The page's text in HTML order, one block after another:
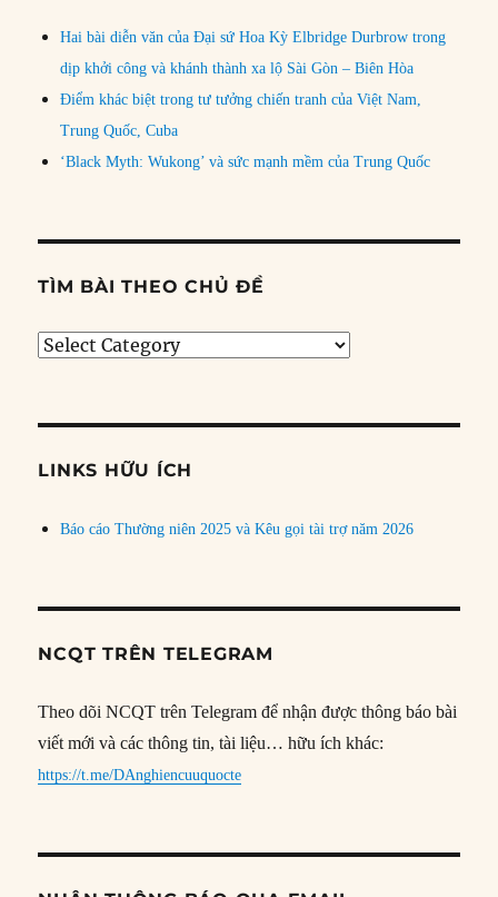
Hai bài diễn văn của Đại sứ Hoa Kỳ Elbridge Durbrow trong
dịp khởi công và khánh thành xa lộ Sài Gòn – Biên Hòa
Điểm khác biệt trong tư tưởng chiến tranh của Việt Nam,
Trung Quốc, Cuba
‘Black Myth: Wukong’ và sức mạnh mềm của Trung Quốc
TÌM BÀI THEO CHỦ ĐỀ
Tìm
đề
LINKS HỮU ÍCH
Báo cáo Thường niên 2025 và Kêu gọi tài trợ năm 2026
NCQT TRÊN TELEGRAM
Theo dõi NCQT trên Telegram để nhận được thông báo bài
viết mới và các thông tin, tài liệu… hữu ích khác:
https://t.me/DAnghiencuuquocte